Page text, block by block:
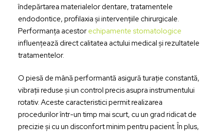
îndepărtarea materialelor dentare, tratamentele
endodontice, profilaxia și intervențiile chirurgicale.
Performanța acestor echipamente stomatologice
influențează direct calitatea actului medical și rezultatele
tratamentelor.
O piesă de mână performantă asigură turație constantă,
vibrații reduse și un control precis asupra instrumentului
rotativ. Aceste caracteristici permit realizarea
procedurilor într-un timp mai scurt, cu un grad ridicat de
precizie și cu un disconfort minim pentru pacient. În plus,